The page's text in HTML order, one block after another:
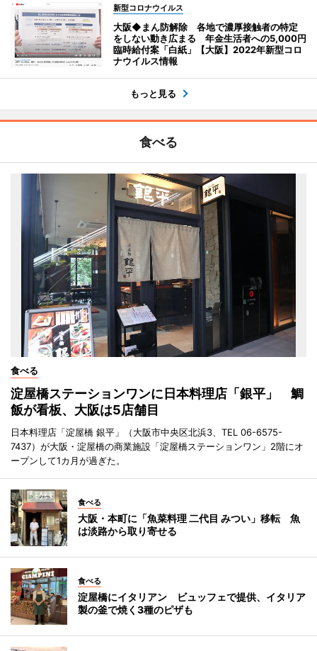
新型コロナウイルス
大阪◆まん防解除 各地で濃厚接触者の特定
をしない動き広まる 年金生活者への5,000円
臨時給付案「白紙」【大阪】2022年新型コロ
ナウイルス情報
もっと見る
食べる
食べる
淀屋橋ステーションワンに日本料理店「銀平」 鯛
飯が看板、大阪は5店舗目
日本料理店「淀屋橋 銀平」（大阪市中央区北浜3、TEL 06-6575-
7437）が大阪・淀屋橋の商業施設「淀屋橋ステーションワン」2階にオ
ープンして1カ月が過ぎた。
食べる
大阪・本町に「魚菜料理 二代目 みつい」移転 魚
は淡路から取り寄せる
食べる
淀屋橋にイタリアン ビュッフェで提供、イタリア
製の釜で焼く3種のピザも